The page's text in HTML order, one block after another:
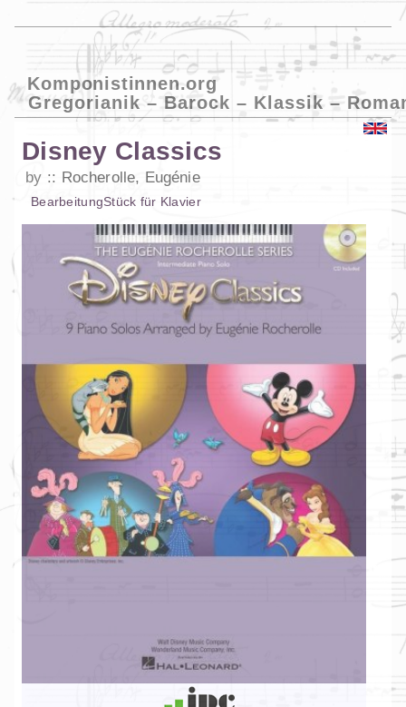
Komponistinnen.org
Gregorianik – Barock – Klassik –
Disney Classics
by Rocherolle, Eugénie
BearbeitungStück für Klavier